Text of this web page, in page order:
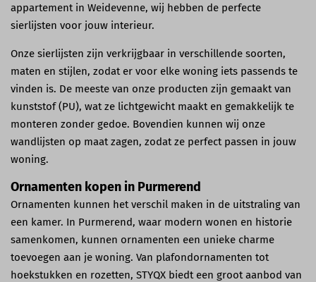
appartement in Weidevenne, wij hebben de perfecte
sierlijsten voor jouw interieur.
Onze sierlijsten zijn verkrijgbaar in verschillende soorten,
maten en stijlen, zodat er voor elke woning iets passends te
vinden is. De meeste van onze producten zijn gemaakt van
kunststof (PU), wat ze lichtgewicht maakt en gemakkelijk te
monteren zonder gedoe. Bovendien kunnen wij onze
wandlijsten op maat zagen, zodat ze perfect passen in jouw
woning.
Ornamenten kopen in Purmerend
Ornamenten kunnen het verschil maken in de uitstraling van
een kamer. In Purmerend, waar modern wonen en historie
samenkomen, kunnen ornamenten een unieke charme
toevoegen aan je woning. Van plafondornamenten tot
hoekstukken en rozetten, STYQX biedt een groot aanbod van